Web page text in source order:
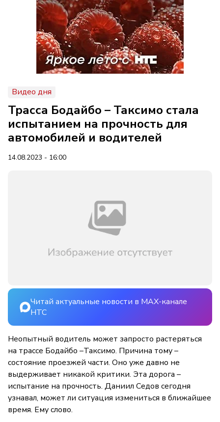
Видео дня
Трасса Бодайбо – Таксимо стала
испытанием на прочность для
автомобилей и водителей
14.08.2023 - 16:00
Читай актуальные новости в MAX-канале
НТС
Неопытный водитель может запросто растеряться
на трассе Бодайбо –Таксимо. Причина тому –
состояние проезжей части. Оно уже давно не
выдерживает никакой критики. Эта дорога –
испытание на прочность. Даниил Седов сегодня
узнавал, может ли ситуация измениться в ближайшее
время. Ему слово.